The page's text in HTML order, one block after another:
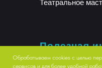
Театральное
Полезная
О клубе
Обрабатываем cookies с целью
сервисов и для более удобной